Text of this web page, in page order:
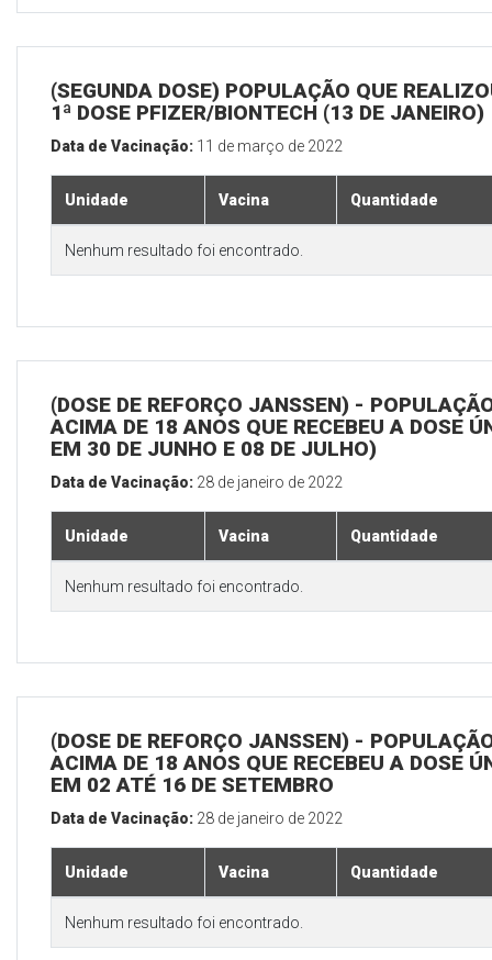
(SEGUNDA DOSE) POPULAÇÃO QUE
1ª DOSE PFIZER/BIONTECH (13 DE JANEIRO)
Data de Vacinação: 11 de março de 2022
Unidade Vacina Quantidade
Nenhum resultado foi encontrado.
(DOSE DE REFORÇO JANSSEN) -
ACIMA DE 18 ANOS QUE RECEBEU A DOSE
EM 30 DE JUNHO E 08 DE JULHO)
Data de Vacinação: 28 de janeiro de 2022
Unidade Vacina Quantidade
Nenhum resultado foi encontrado.
(DOSE DE REFORÇO JANSSEN) -
ACIMA DE 18 ANOS QUE RECEBEU A DOSE
EM 02 ATÉ 16 DE SETEMBRO
Data de Vacinação: 28 de janeiro de 2022
Unidade Vacina Quantidade
Nenhum resultado foi encontrado.